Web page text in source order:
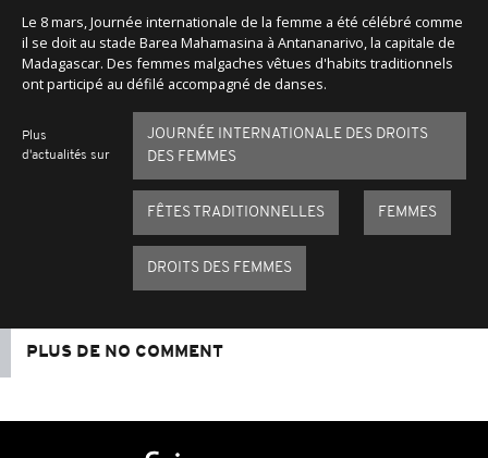
Le 8 mars, Journée internationale de la femme a été célébré comme
il se doit au stade Barea Mahamasina à Antananarivo, la capitale de
Madagascar. Des femmes malgaches vêtues d'habits traditionnels
ont participé au défilé accompagné de danses.
Plus
d'actualités sur
JOURNÉE INTERNATIONALE DES DROITS
DES FEMMES
FÊTES TRADITIONNELLES FEMMES
DROITS DES FEMMES
PLUS DE NO COMMENT